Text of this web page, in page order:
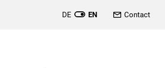
DE EN Contact